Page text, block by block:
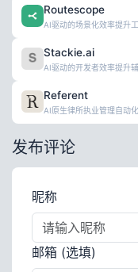
Routescope
AI驱动的场景化效率提升
Stackie.ai
Referent
AI原生律所执业管理自动
发布评论
昵称
邮箱 (选填)